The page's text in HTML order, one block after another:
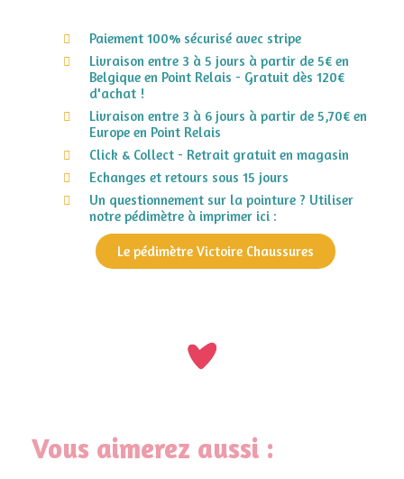
Paiement 100% sécurisé avec stripe
Livraison entre 3 à 5 jours à partir de 5€ en
Belgique en Point Relais - Gratuit dès 120€
d'achat !
Livraison entre 3 à 6 jours à partir de 5,70€ en
Europe en Point Relais
Click & Collect - Retrait gratuit en magasin
Echanges et retours sous 15 jours
Un questionnement sur la pointure ? Utiliser
notre pédimètre à imprimer ici :
Le pédimètre Victoire Chaussures
Vous aimerez aussi :